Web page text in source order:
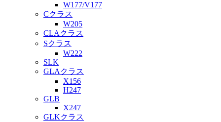
W177/V177
Cクラス
W205
CLAクラス
Sクラス
W222
SLK
GLAクラス
X156
H247
GLB
X247
GLKクラス